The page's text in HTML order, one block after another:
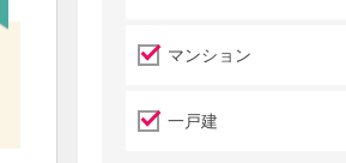
マンション
一戸建